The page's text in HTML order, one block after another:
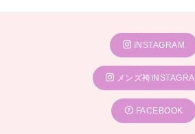
INSTAGRAM
メンズ袴
FACEBOOK